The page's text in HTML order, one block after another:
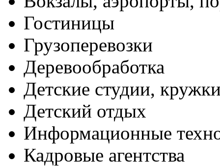
Гостиницы
Грузоперевозки
Деревообработка
Детские студии,
Детский отдых
Информационные
Кадровые агентства